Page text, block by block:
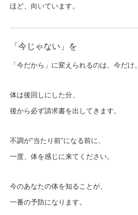
ほど、向いています。
「今じゃない」を
「今だから」に変えられるのは、今だけ。
体は後回しにした分、
後から必ず請求書を出してきます。
不調が“当たり前”になる前に、
一度、体を感じに来てください。
今のあなたの体を知ることが、
一番の予防になります。